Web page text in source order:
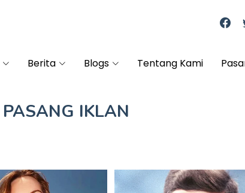
Berita Blogs Tentang Kami
PASANG IKLAN